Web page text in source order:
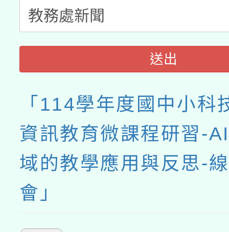
送出
「114學年度國中小科
資訊教育微課程研習-
域的教學應用與反思-
會」